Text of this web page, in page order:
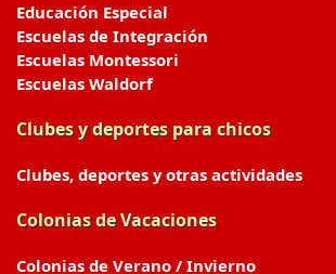
Educación Especial
Escuelas de Integración
Escuelas Montessori
Escuelas Waldorf
Clubes y deportes para chicos
Clubes, deportes y otras actividades
Colonias de Vacaciones
Colonias de Verano / Invierno